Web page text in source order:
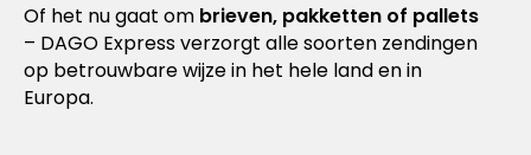
Of het nu gaat om brieven, pakketten of pallets
– DAGO Express verzorgt alle soorten zendingen
op betrouwbare wijze in het hele land en in
Europa.